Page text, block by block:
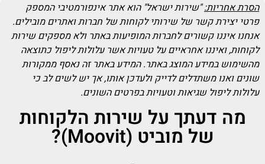
הסרת אחריות:"שירות ישראל" הוא אתר אינפורמטיבי המספק
פרטי יצירת קשר של שירותי לקוחות של חברות ואתרים מובילים.
אנחנו איננו קשורים לחברות המופיעות באתר ולא מספקים שירות
לקוחות, ואיננו אחראיים על טעויות אשר עלולות ליפול כתוצאה
מהשימוש במידע המוצג באתר. המידע באתר זה נאסף ממקורות
שונים ואנו משתדלים לדייק ולעדכן אותו, אך יש לשים לב כי
עלולות ליפול שגיאות וטעויות בפרטים השונים.
מה דעתך על שירות הלקוחות
של מוביט (Moovit)?